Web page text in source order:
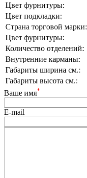
Цвет фурнитуры:
Цвет подкладки:
Страна торговой марки:
Цвет фурнитуры:
Количество отделений:
Внутренние карманы:
Габариты ширина см.:
Габариты высота см.:
Ваше имя*
E-mail